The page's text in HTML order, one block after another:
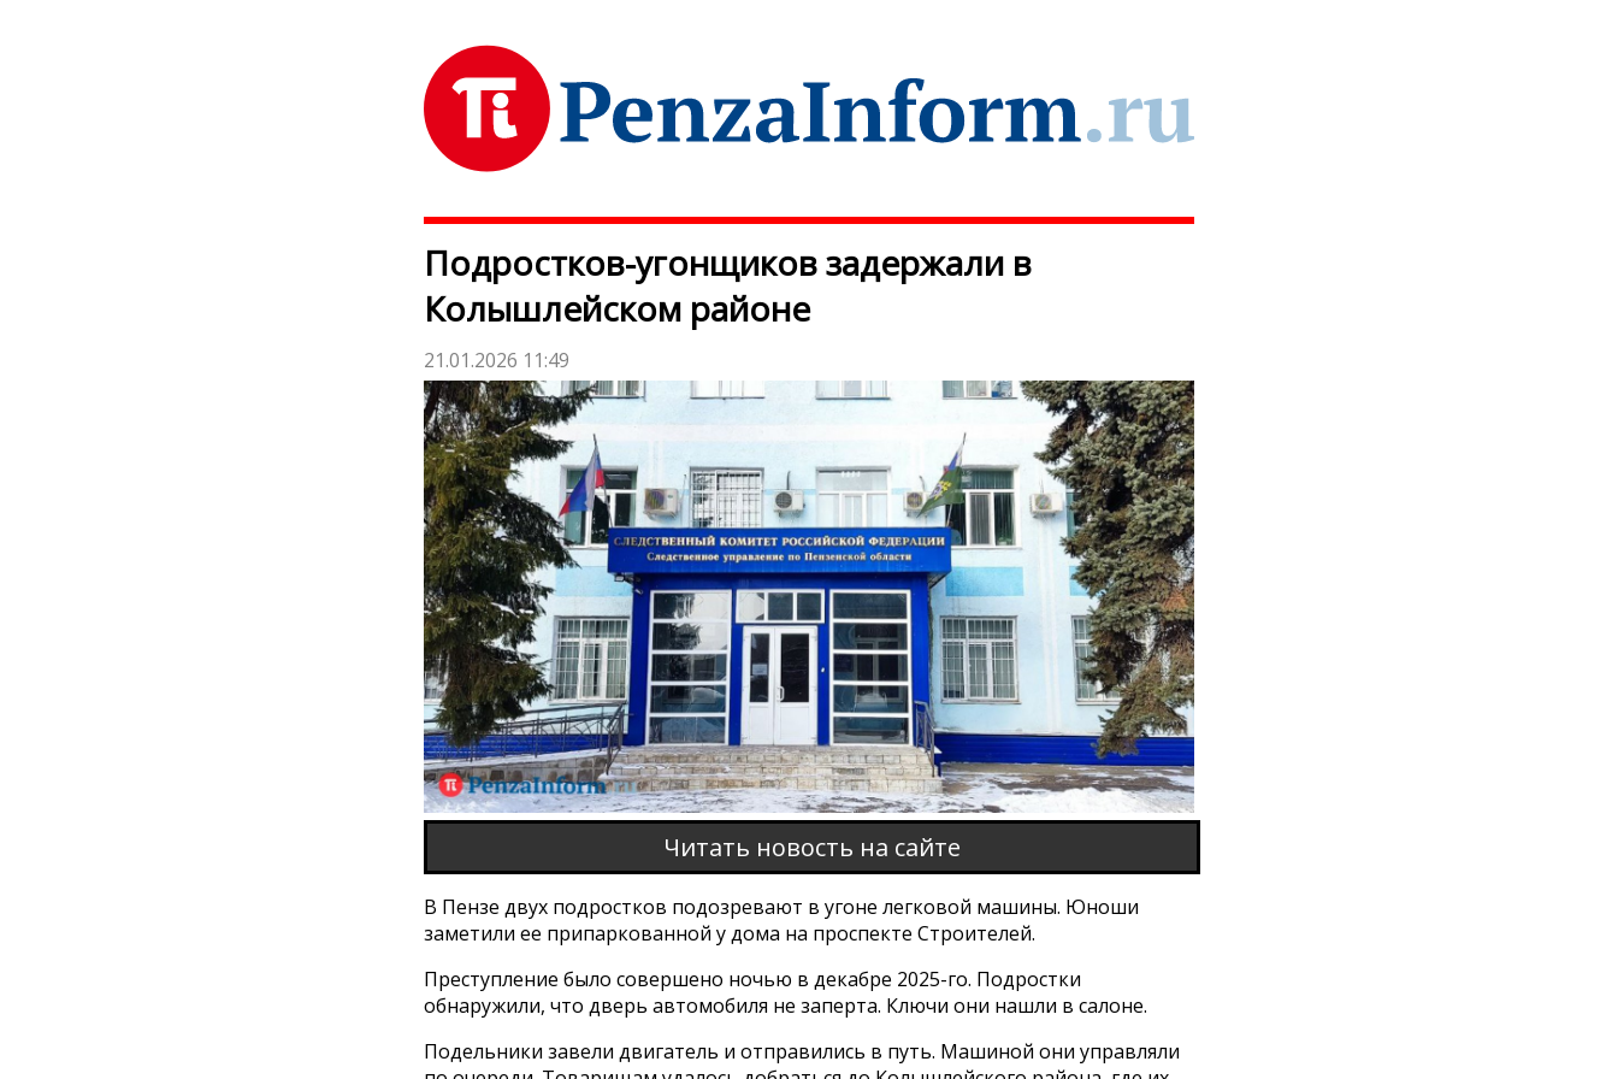
Подростков-угонщиков задержали в
Колышлейском районе
21.01.2026 11:49
Читать новость на сайте
В Пензе двух подростков подозревают в угоне легковой машины. Юноши
заметили ее припаркованной у дома на проспекте Строителей.
Преступление было совершено ночью в декабре 2025-го. Подростки
обнаружили, что дверь автомобиля не заперта. Ключи они нашли в салоне.
Подельники завели двигатель и отправились в путь. Машиной они управляли